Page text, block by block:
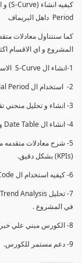
Period داهل البريماف
المشروع و اي الاقسام
1-انشاء ال S-Curve الاسبوعي و التراكمي للBaseline داخل ال Power BI.
2- استخدام ال Financial Period في عمل التحديثات و حفظها.
3- انشاء و تحليل منحني تقدم المشروع EV% الاسبوعي و التراكمي.
4- انشاء ال Date Table و شرح كيفيه ربط الPV% مع ال EV% .
(KPIs) بشكل دقيق.
6- كيفيه استخدام ال Activity Code لعرض تقدم المشروع بأكثر من طريقه .
في المشروع .
8- الكورس مبني علي خبره عمليه .
9- دعم مستمر للكورس.